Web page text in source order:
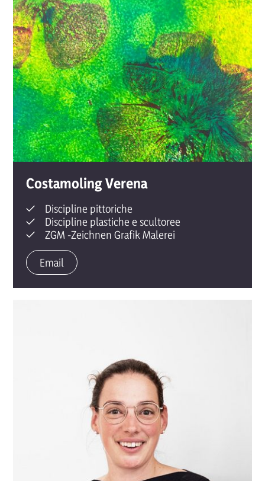
Costamoling Verena
Discipline pittoriche
Discipline plastiche e scultoree
ZGM -Zeichnen Grafik Malerei
Email